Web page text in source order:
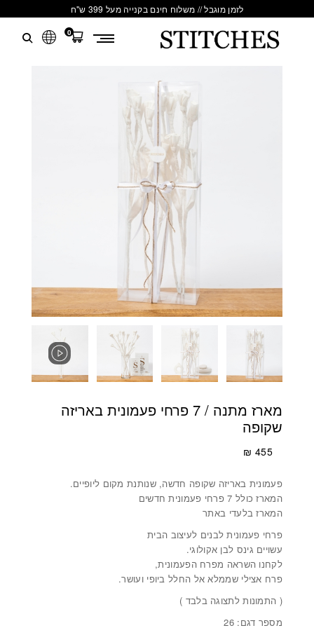
לזמן מוגבל // משלוח חינם בקנייה מעל 399 ש"ח
0
מארז מתנה / 7 פרחי פעמונית באריזה
שקופה
₪ 455
פעמונית באריזה שקופה חדשה, שנותנת מקום ליופיים.
המארז כולל 7 פרחי פעמונית חדשים
המארז בלעדי באתר
פרחי פעמונית לבנים לעיצוב הבית
עשויים גינס לבן אקולוגי.
לקחנו השראה מפרח הפעמונית,
פרח אצילי שממלא אל החלל ביופי ועושר.
( התמונות לתצוגה בלבד )
מספר דגם: 26